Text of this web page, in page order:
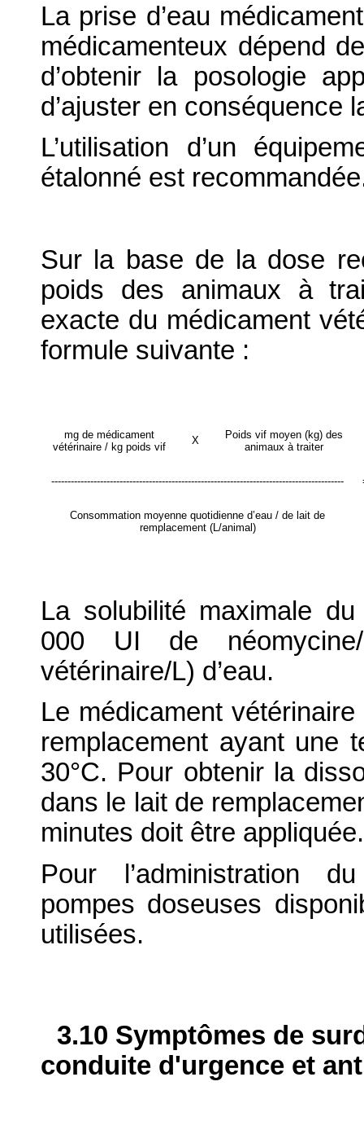
La prise d’eau
médicamenteux dépend
d’obtenir la posologie
d’ajuster en conséquence
L’utilisation d’un
étalonné est
Sur la base de la dose
poids des animaux à
exacte du médicament
formule suivante :
mg de médicament
vétérinaire / kg poids vif
X
Poids vif moyen (kg) des
animaux à traiter
------------------------------------------------------------------------------------------
Consommation moyenne quotidienne d’eau / de lait de
remplacement (L/animal)
La solubilité maximale
000 UI de
vétérinaire/L) d’eau.
Le médicament
remplacement ayant une
30°C. Pour obtenir la
dans le lait de
minutes doit être appliquée.
Pour l’administration
pompes doseuses
utilisées.
3.10 Symptômes de
conduite d'urgence et